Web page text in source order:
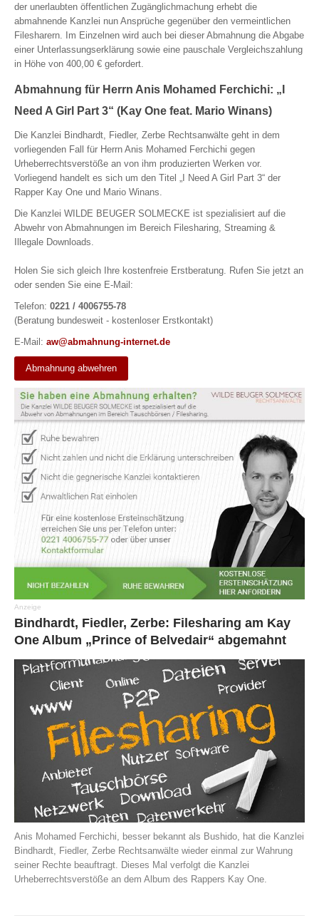
der unerlaubten öffentlichen Zugänglichmachung erhebt die
abmahnende Kanzlei nun Ansprüche gegenüber den vermeintlichen
Filesharern. Im Einzelnen wird auch bei dieser Abmahnung die Abgabe
einer Unterlassungserklärung sowie eine pauschale Vergleichszahlung
in Höhe von 400,00 € gefordert.
Abmahnung für Herrn Anis Mohamed Ferchichi: „I
Need A Girl Part 3“ (Kay One feat. Mario Winans)
Die Kanzlei Bindhardt, Fiedler, Zerbe Rechtsanwälte geht in dem
vorliegenden Fall für Herrn Anis Mohamed Ferchichi gegen
Urheberrechtsverstöße an von ihm produzierten Werken vor.
Vorliegend handelt es sich um den Titel „I Need A Girl Part 3“ der
Rapper Kay One und Mario Winans.
Die Kanzlei WILDE BEUGER SOLMECKE ist spezialisiert auf die
Abwehr von Abmahnungen im Bereich Filesharing, Streaming &
Illegale Downloads.
Holen Sie sich gleich Ihre kostenfreie Erstberatung. Rufen Sie jetzt an
oder senden Sie eine E-Mail:
Telefon: 0221 / 4006755-78
(Beratung bundesweit - kostenloser Erstkontakt)
E-Mail: aw@abmahnung-internet.de
Abmahnung abwehren
Anzeige
Bindhardt, Fiedler, Zerbe: Filesharing am Kay
One Album „Prince of Belvedair“ abgemahnt
Anis Mohamed Ferchichi, besser bekannt als Bushido, hat die Kanzlei
Bindhardt, Fiedler, Zerbe Rechtsanwälte wieder einmal zur Wahrung
seiner Rechte beauftragt. Dieses Mal verfolgt die Kanzlei
Urheberrechtsverstöße an dem Album des Rappers Kay One.